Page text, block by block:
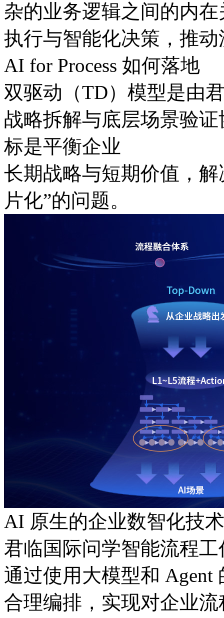
杂的业务逻辑之间的内在
执行与智能化决策，
AI for Process 如何落地
双驱动（TD）模型是由君
战略拆解与底层场景验证
标是平衡企业
长期战略与短期价值，
片化”的问题。
AI 原生的企业数智化技
君临国际问学智能流程工
通过使用大模型和 Agent
合理编排，实现对企业